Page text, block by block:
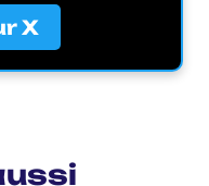
X